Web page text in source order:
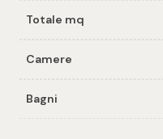
Totale mq
Camere
Bagni
multiscelta
Qualsiasi